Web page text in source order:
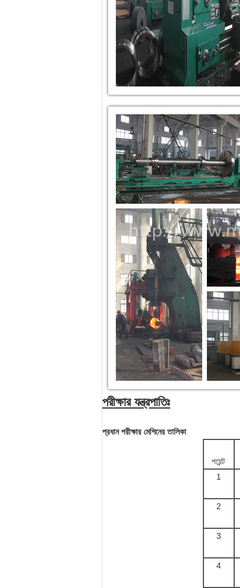
পরীক্ষার যন্ত্রপাতিঃ
প্রধান পরীক্ষার মেশিনের তালিকা
পয়েন্ট
1
2
3
4